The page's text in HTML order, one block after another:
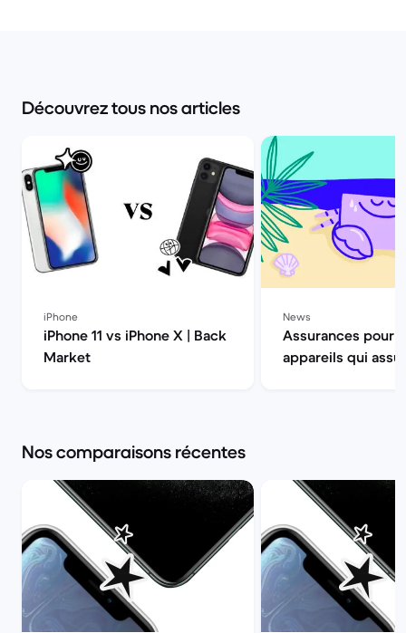
Découvrez tous nos articles
iPhone
iPhone 11 vs iPhone X | Back
Market
News
Assurances pour
appareils qui
Nos comparaisons récentes